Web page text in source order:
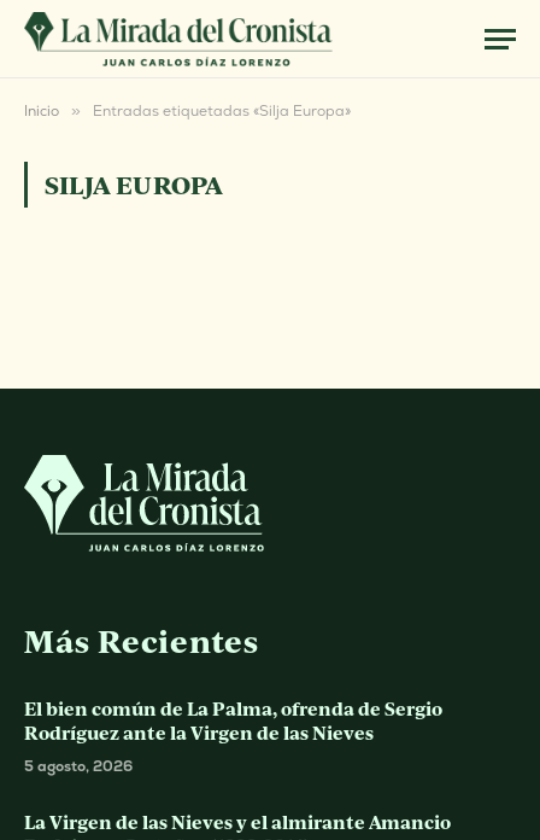
Inicio » Entradas etiquetadas «Silja Europa»
SILJA EUROPA
Más Recientes
El bien común de La Palma, ofrenda de Sergio
Rodríguez ante la Virgen de las Nieves
5 agosto, 2026
La Virgen de las Nieves y el almirante Amancio